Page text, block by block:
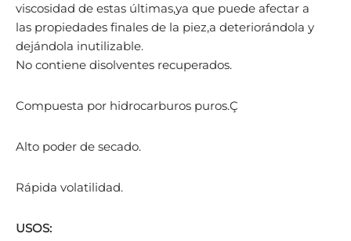
viscosidad de estas últimas,ya que puede afectar a
las propiedades finales de la piez,a deteriorándola y
dejándola inutilizable.
No contiene disolventes recuperados.
Compuesta por hidrocarburos puros.Ç
Alto poder de secado.
Rápida volatilidad.
USOS: